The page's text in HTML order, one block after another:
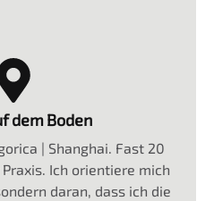
dem Boden
| Shanghai. Fast 20
Ich orientiere mich
daran, dass ich die